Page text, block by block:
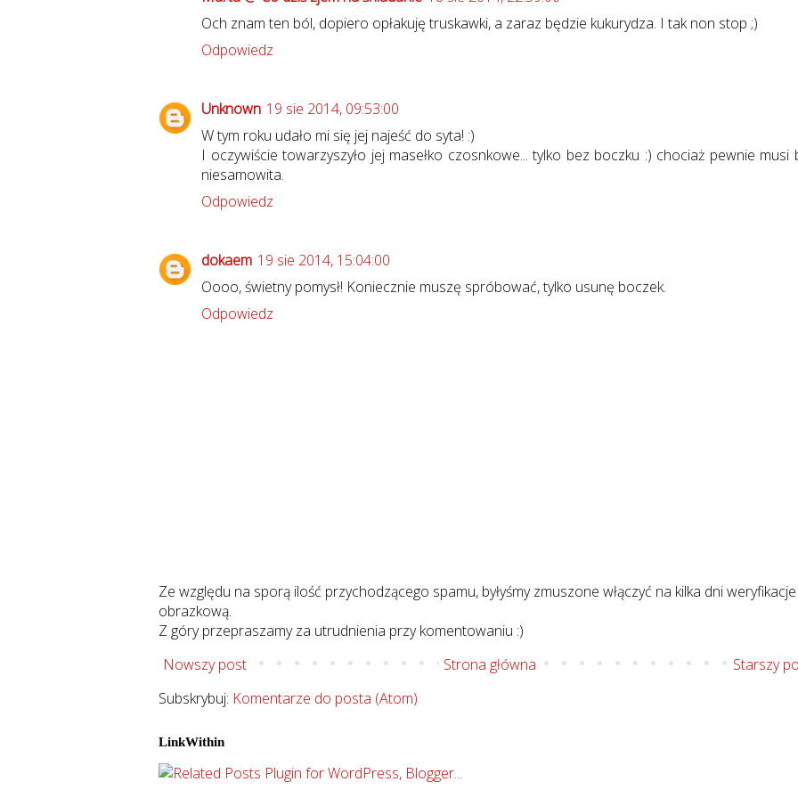
Och znam ten ból, dopiero opłakuję truskawki, a zaraz będzie kukurydza. I tak non stop ;)
Odpowiedz
Unknown 19 sie 2014, 09:53:00
W tym roku udało mi się jej najeść do syta! :)
I oczywiście towarzyszyło jej masełko czosnkowe... tylko bez boczku :) chociaż pewnie musi
niesamowita.
Odpowiedz
dokaem 19 sie 2014, 15:04:00
Oooo, świetny pomysł! Koniecznie muszę spróbować, tylko usunę boczek.
Odpowiedz
Ze względu na sporą ilość przychodzącego spamu, byłyśmy zmuszone włączyć na kilka dni weryfikacje
obrazkową.
Z góry przepraszamy za utrudnienia przy komentowaniu :)
Nowszy post
Starszy
Strona główna
Subskrybuj: Komentarze do posta (Atom)
LinkWithin